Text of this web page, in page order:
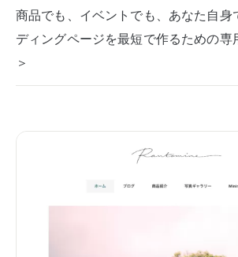
商品でも、イベントでも、あなた自身
ディングページを最短で作るための専
＞